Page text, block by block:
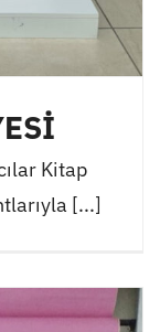
Kitap
[...]